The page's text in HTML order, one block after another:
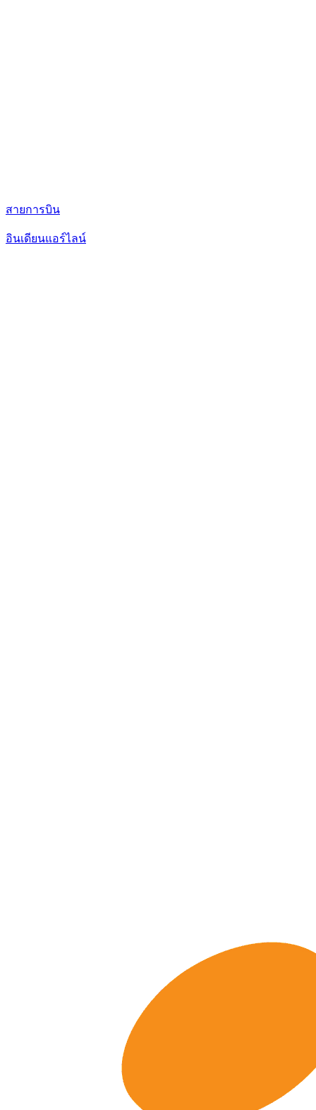
สายการบิน
อินเดียนแอร์ไลน์